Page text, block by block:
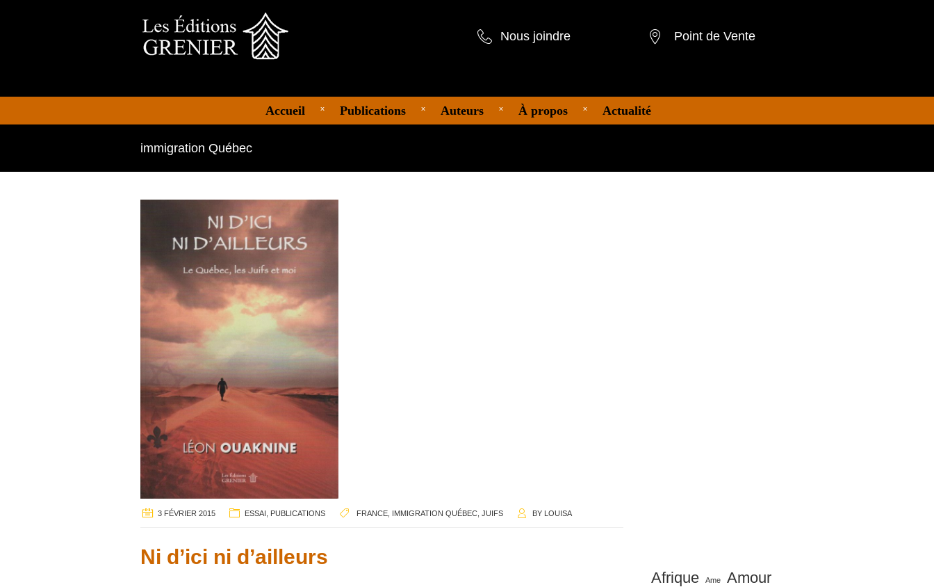
Nous joindre Point de Vente
Accueil Publications Auteurs À propos Actualité
immigration Québec
3 FÉVRIER 2015 ESSAI PUBLICATIONS FRANCE IMMIGRATION QUÉBEC JUIFS BY LOUISA
Ni d’ici ni d’ailleurs
Afrique Ame Amour